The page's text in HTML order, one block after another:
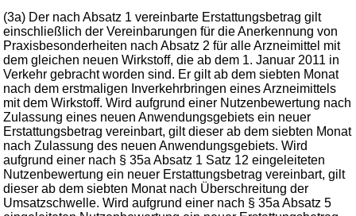
(3a) Der nach Absatz 1 vereinbarte Erstattungsbetrag gilt
einschließlich der Vereinbarungen für die Anerkennung von
Praxisbesonderheiten nach Absatz 2 für alle Arzneimittel mit
dem gleichen neuen Wirkstoff, die ab dem 1. Januar 2011 in
Verkehr gebracht worden sind. Er gilt ab dem siebten Monat
nach dem erstmaligen Inverkehrbringen eines Arzneimittels
mit dem Wirkstoff. Wird aufgrund einer Nutzenbewertung nach
Zulassung eines neuen Anwendungsgebiets ein neuer
Erstattungsbetrag vereinbart, gilt dieser ab dem siebten Monat
nach Zulassung des neuen Anwendungsgebiets. Wird
aufgrund einer nach § 35a Absatz 1 Satz 12 eingeleiteten
Nutzenbewertung ein neuer Erstattungsbetrag vereinbart, gilt
dieser ab dem siebten Monat nach Überschreitung der
Umsatzschwelle. Wird aufgrund einer nach § 35a Absatz 5